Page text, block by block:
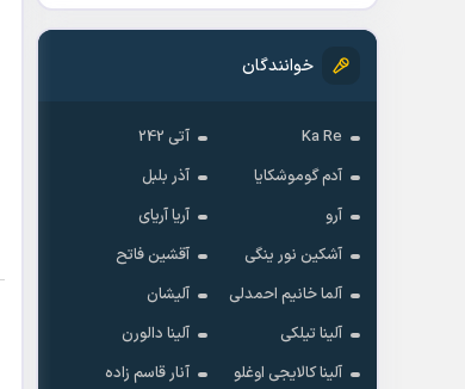
خوانندگان
Ka Re
آتی 242
آدم گوموشکایا
آذر بلبل
آرو
آریا آریای
آشکین نور ینگی
آقشین فاتح
آلما خانیم احمدلی
آلیشان
آلینا تیلکی
آلینا دالورن
آلینا کالایجی اوغلو
آنار قاسم زاده